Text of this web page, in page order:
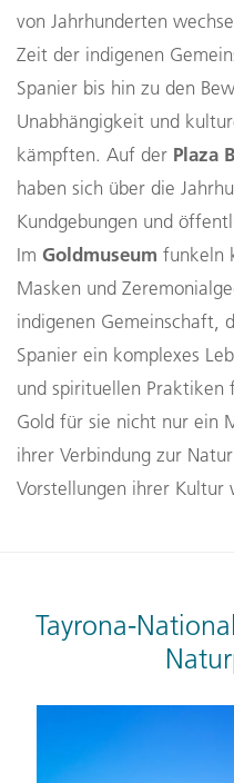
von Jahrhunderten
Zeit der indigenen
Spanier bis hin zu den
Unabhängigkeit und
kämpften. Auf der Plaza
haben sich über die
Kundgebungen und
Im Goldmuseum funkeln
Masken und
indigenen Gemeinschaft,
Spanier ein komplexes
und spirituellen
Gold für sie nicht nur ein
ihrer Verbindung zur
Vorstellungen ihrer Kultur
Tayrona-